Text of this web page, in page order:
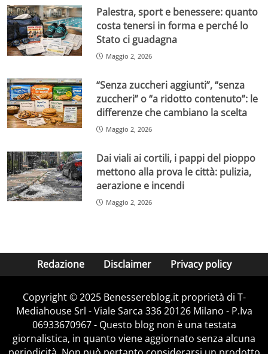
Palestra, sport e benessere: quanto
costa tenersi in forma e perché lo
Stato ci guadagna
Maggio 2, 2026
“Senza zuccheri aggiunti”, “senza
zuccheri” o “a ridotto contenuto”: le
differenze che cambiano la scelta
Maggio 2, 2026
Dai viali ai cortili, i pappi del pioppo
mettono alla prova le città: pulizia,
aerazione e incendi
Maggio 2, 2026
Redazione Disclaimer Privacy policy
Copyright © 2025 Benessereblog.it proprietà di T-
Mediahouse Srl - Viale Sarca 336 20126 Milano - P.Iva
06933670967 - Questo blog non è una testata
giornalistica, in quanto viene aggiornato senza alcuna